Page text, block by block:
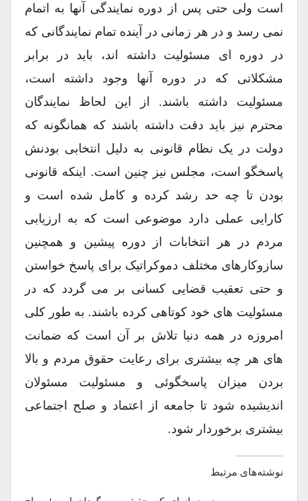
است ولی حتی پس از دوره نمایندگی آنها به اتمام
نمی رسد و در هر زمانی در آینده تمام نمایندگانی که
در دوره ای مسئولیت داشته اند، باید در برابر
مشکلاتی که در دوره آنها وجود داشته است،
مسئولیت داشته باشند. از این لحاظ نمایندگان
محترم نیز باید دقت داشته باشند که همانگونه که
دولت در یک نظام قانونی به دلیل انتخابی بودنش
پاسخگو است، مجلس نیز چنین است. اینکه قانونی
بودن تا چه حد رشد کرده و کامل شده است و
کارایی عملی دارد موضوعی است که به ارزیابی
مردم در هر انتخابات از دوره پیشین و همچنین
سازوکارهای مختلف دموکراتیک برای پاسخ خواستن
و حتی تعقیب قضایی کسانی بر می گردد که در
مسئولیت های خود کوتاهی کرده باشند. به طور کلی
امروزه در همه دنیا تلاش بر آن است که ضمانت
های هر چه بیشتری برای رعایت حقوق مردم و بالا
بردن میزان پاسخگوئی و مسئولیت مسئولان
اندیشیده شود تا جامعه از اعتماد و صلح اجتماعی
بیشتری برخوردار شود.
نوشته‌های مرتبط